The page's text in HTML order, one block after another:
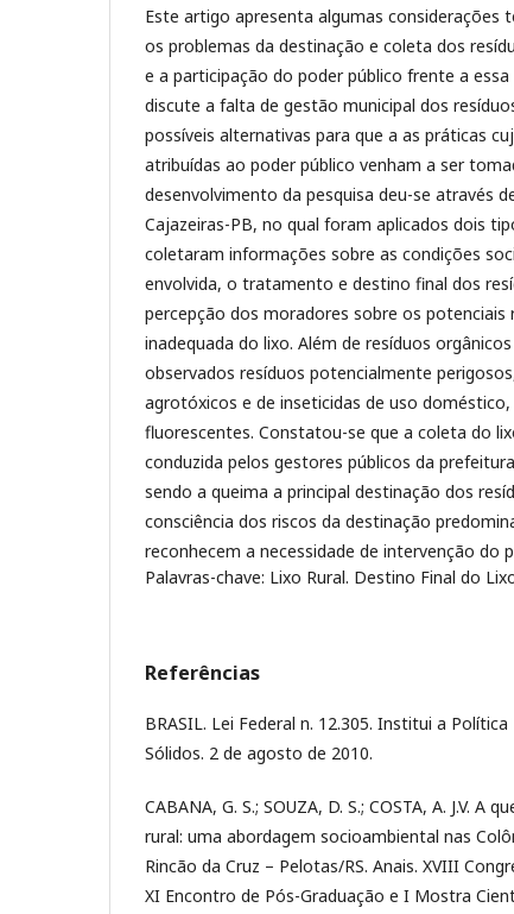
Este artigo apresenta algumas considerações
os problemas da destinação e coleta dos
e a participação do poder público frente a
discute a falta de gestão municipal dos
possíveis alternativas para que a as práticas
atribuídas ao poder público venham a ser
desenvolvimento da pesquisa deu-se através
Cajazeiras-PB, no qual foram aplicados dois
coletaram informações sobre as condições
envolvida, o tratamento e destino final dos
percepção dos moradores sobre os potenciais
inadequada do lixo. Além de resíduos
observados resíduos potencialmente
agrotóxicos e de inseticidas de uso
fluorescentes. Constatou-se que a coleta do
conduzida pelos gestores públicos da
sendo a queima a principal destinação dos
consciência dos riscos da destinação
reconhecem a necessidade de intervenção do
Palavras-chave: Lixo Rural. Destino Final do
Referências
BRASIL. Lei Federal n. 12.305. Institui a
Sólidos. 2 de agosto de 2010.
CABANA, G. S.; SOUZA, D. S.; COSTA, A. J.V. A
rural: uma abordagem socioambiental nas
Rincão da Cruz – Pelotas/RS. Anais. XVIII
XI Encontro de Pós-Graduação e I Mostra